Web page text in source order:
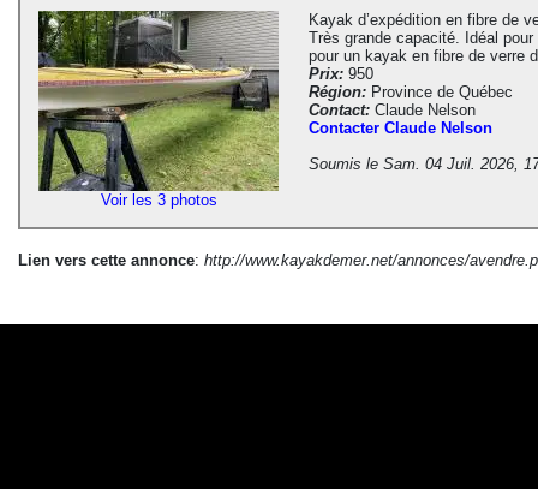
Voir les 3 photos
Kayak d’expédition en fibre de
Très grande capacité. Idéal
pour un kayak en fibre de verre
Prix: 950
Région: Province de Québec
Contact: Claude Nelson
Contacter Claude Nelson
Soumis le Sam. 04 Juil. 2026,
Lien vers cette annonce: http://www.kayakdemer.net/annonces/